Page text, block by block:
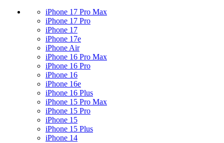
iPhone 17 Pro Max
iPhone 17 Pro
iPhone 17
iPhone 17e
iPhone Air
iPhone 16 Pro Max
iPhone 16 Pro
iPhone 16
iPhone 16e
iPhone 16 Plus
iPhone 15 Pro Max
iPhone 15 Pro
iPhone 15
iPhone 15 Plus
iPhone 14